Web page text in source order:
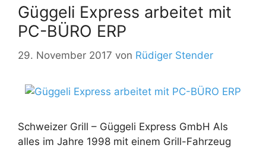
Güggeli Express arbeitet mit
PC-BÜRO ERP
29. November 2017 von Rüdiger Stender
Schweizer Grill – Güggeli Express GmbH Als
alles im Jahre 1998 mit einem Grill-Fahrzeug